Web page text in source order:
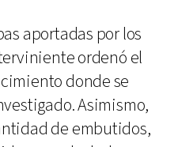
aportadas por los
ordenó el
donde se
Asimismo,
de embutidos,